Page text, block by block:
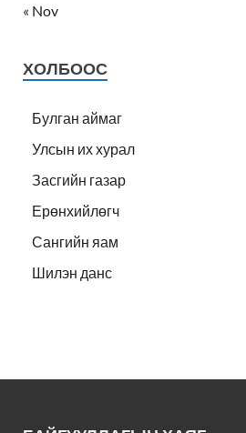
« Nov
ХОЛБООС
Булган аймаг
Улсын их хурал
Засгийн газар
Ерөнхийлөгч
Сангийн яам
Шилэн данс